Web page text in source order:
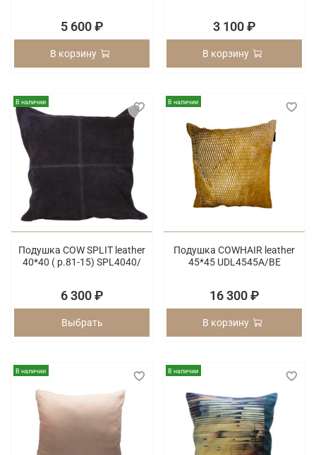
5 600 ₽
В корзину
3 100 ₽
В корзину
В наличии
Подушка COW SPLIT leather
40*40 ( p.81-15) SPL4040/
6 300 ₽
Выбрать
В наличии
Подушка COWHAIR leather
45*45 UDL4545A/BE
16 300 ₽
В корзину
В наличии В наличии